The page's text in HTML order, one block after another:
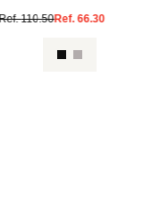
110.50Ref.66.30